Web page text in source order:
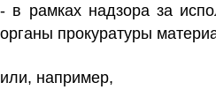
- в рамках надзора за
органы прокуратуры
или, например,